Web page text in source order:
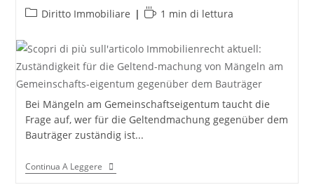
Categoria
Diritto Immobiliare
Tempo
lettura:
1 min di lettura
Bei Mängeln am Gemeinschaftseigentum taucht die
Frage auf, wer für die Geltendmachung gegenüber dem
Bauträger zuständig ist...
Continua A LeggereImmobilienrecht
Aktuell: